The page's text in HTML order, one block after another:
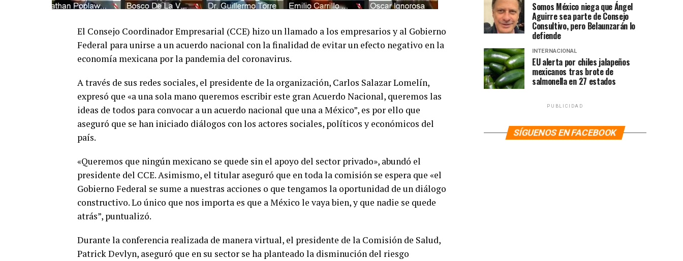
El Consejo Coordinador Empresarial (CCE) hizo un llamado a los empresarios y al Gobierno
Federal para unirse a un acuerdo nacional con la finalidad de evitar un efecto negativo en la
economía mexicana por la pandemia del coronavirus.
A través de sus redes sociales, el presidente de la organización, Carlos Salazar Lomelín,
expresó que «a una sola mano queremos escribir este gran Acuerdo Nacional, queremos las
ideas de todos para convocar a un acuerdo nacional que una a México”, es por ello que
aseguró que se han iniciado diálogos con los actores sociales, políticos y económicos del
país.
«Queremos que ningún mexicano se quede sin el apoyo del sector privado», abundó el
presidente del CCE. Asimismo, el titular aseguró que en toda la comisión se espera que «el
Gobierno Federal se sume a nuestras acciones o que tengamos la oportunidad de un diálogo
constructivo. Lo único que nos importa es que a México le vaya bien, y que nadie se quede
atrás”, puntualizó.
Durante la conferencia realizada de manera virtual, el presidente de la Comisión de Salud,
Patrick Devlyn, aseguró que en su sector se ha planteado la disminución del riesgo
Somos México niega que Ángel
Aguirre sea parte de Consejo
Consultivo, pero Belaunzarán lo
defiende
INTERNACIONAL
EU alerta por chiles jalapeños
mexicanos tras brote de
salmonella en 27 estados
PUBLICIDAD
SÍGUENOS EN FACEBOOK